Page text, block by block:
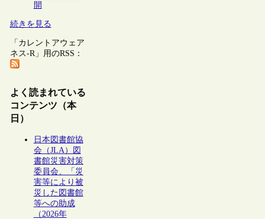
開
続きを見る
「カレントアウェア
ネス-R」用のRSS：
よく読まれている
コンテンツ（本
日）
日本図書館協
会（JLA）図
書館災害対策
委員会、「災
害等により被
災した図書館
等への助成
（2026年